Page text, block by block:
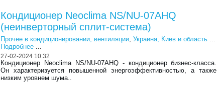
Кондиционер Neoclima NS/NU-07AHQ
(неинверторный сплит-система)
Прочее в кондиционировании, вентиляции,Украина, Киев и область ...
Подробнее ...
27-02-2024 10:32
Кондиционер Neoclima NS/NU-07AHQ - кондиционер бизнес-класса.
Он характеризуется повышенной энергоэффективностью, а также
низким уровнем шума..